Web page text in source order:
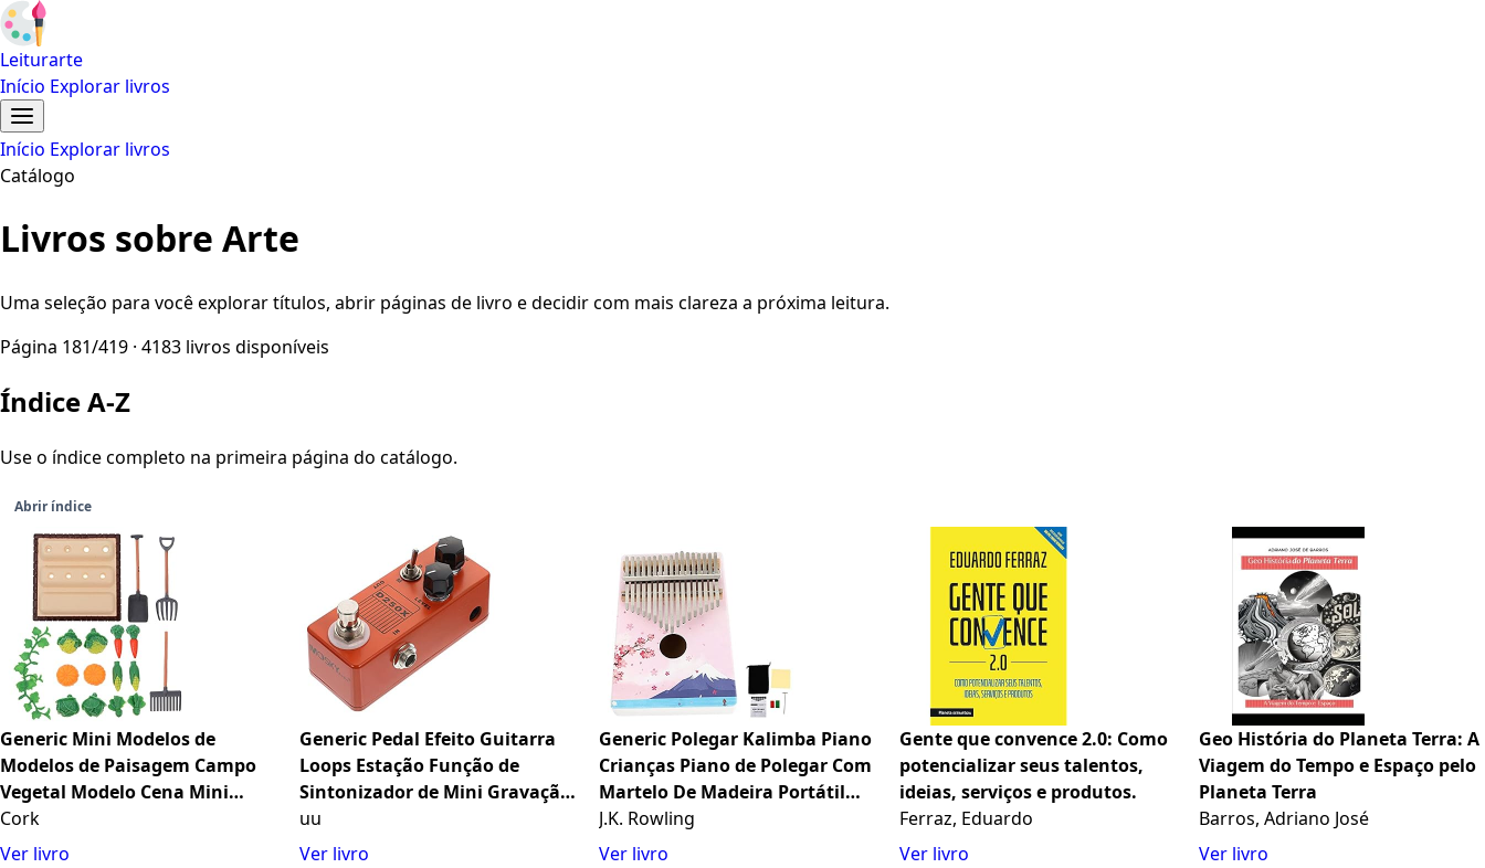
Leiturarte
Início Explorar livros
Início Explorar livros
Catálogo
Livros sobre Arte
Uma seleção para você explorar títulos, abrir páginas de livro e decidir com mais clareza a próxima leitura.
Página 181/419 · 4183 livros disponíveis
Índice A-Z
Use o índice completo na primeira página do catálogo.
Abrir índice
Generic Mini Modelos de
Modelos de Paisagem Campo
Vegetal Modelo Cena Mini
Ferramenta da Exploração
Agrícola
Cork
Ver livro
Generic Pedal Efeito Guitarra
Loops Estação Função de
Sintonizador de Mini Gravação
Em Loop para Bass Guitar
Guitarra Elétrica Laranja
uu
Ver livro
Generic Polegar Kalimba Piano
Crianças Piano de Polegar Com
Martelo De Madeira Portátil
Marimba Instrumento Musical
Para Crianças Iniciantes Casa
J.K. Rowling
Ver livro
Gente que convence 2.0: Como
potencializar seus talentos,
ideias, serviços e produtos.
Ferraz, Eduardo
Ver livro
Geo História do Planeta Terra: A
Viagem do Tempo e Espaço pelo
Planeta Terra
Barros, Adriano José
Ver livro